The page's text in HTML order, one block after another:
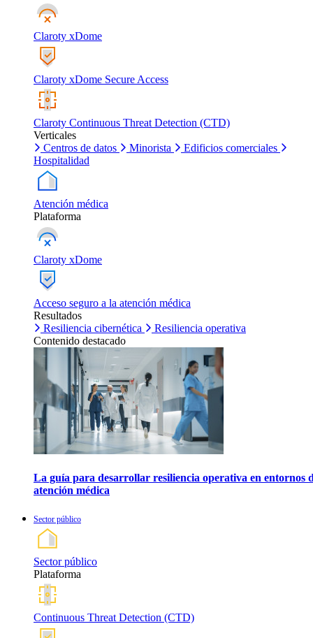
Claroty xDome
Claroty xDome Secure Access
Claroty Continuous Threat Detection (CTD)
Verticales
Centros de datos
Minorista
Edificios comerciales
Hospitalidad
Atención médica
Plataforma
Claroty xDome
Acceso seguro a la atención médica
Resultados
Resiliencia cibernética
Resiliencia operativa
Contenido destacado
La guía para desarrollar resiliencia operativa en entornos
atención médica
Sector público
Sector público
Plataforma
Continuous Threat Detection (CTD)